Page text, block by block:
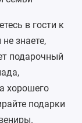
в гости к
знаете,
подарочный
хорошего
подарки